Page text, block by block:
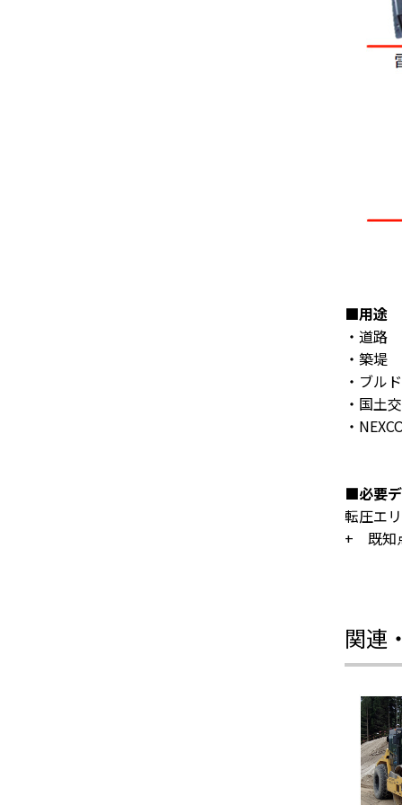
■用途
・道路
・築堤
・ブル
・国土
・
■必要
転圧エ
+ 既知
関連